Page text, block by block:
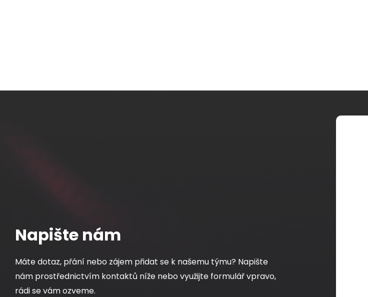
Napište nám
Máte dotaz, přání nebo zájem přidat se k našemu týmu? Napište
nám prostřednictvím kontaktů níže nebo využijte formulář vpravo,
rádi se vám ozveme.